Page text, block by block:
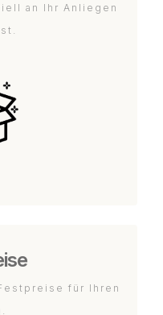
an Ihr Anliegen
für Ihren